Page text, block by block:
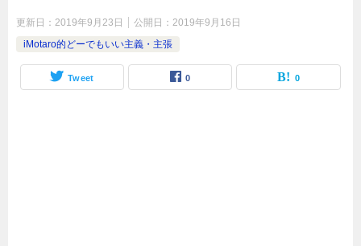
更新日： 2019年9月23日 公開日： 2019年9月16日
iMotaro的どーでもいい主義・主張
Tweet 0 0